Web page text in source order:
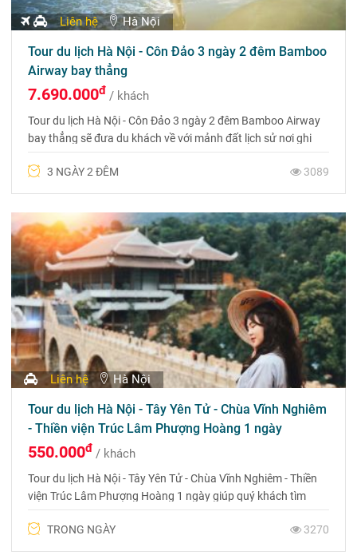
Liên hệ Hà Nội
Tour du lịch Hà Nội - Côn Đảo 3 ngày 2 đêm Bamboo
Airway bay thẳng
7.690.000đ / khách
Tour du lịch Hà Nội - Côn Đảo 3 ngày 2 đêm Bamboo Airway
bay thẳng sẽ đưa du khách về với mảnh đất lịch sử nơi ghi
nhưng mảnh đất ấy - một Côn Đảo kiên trung với những điểm
son hào hùng, chói lọi…
3 NGÀY 2 ĐÊM 3089
Liên hệ Hà Nội
Tour du lịch Hà Nội - Tây Yên Tử - Chùa Vĩnh Nghiêm
- Thiền viện Trúc Lâm Phượng Hoàng 1 ngày
550.000đ / khách
Tour du lịch Hà Nội - Tây Yên Tử - Chùa Vĩnh Nghiêm - Thiền
viện Trúc Lâm Phượng Hoàng 1 ngày giúp quý khách tìm
một năm bình an và may mắn
TRONG NGÀY 3270